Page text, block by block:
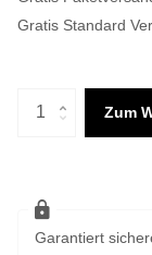
Gratis Standard
Zum
Garantiert